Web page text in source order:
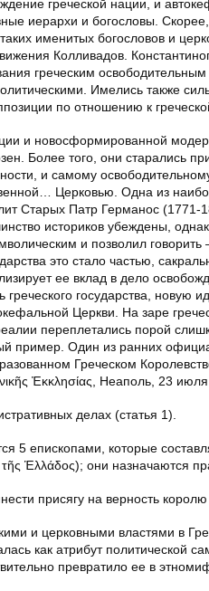
греческой нации, и
иерархи и богословы.
именитых богословов и
Колливадов.
греческим
Имелись также
по отношению к
и новосформированной
Более того, они старались
и самому
Церковью. Одна из
Старых Патр Германос
историков убеждены,
и позволил говорить
это стало частью,
ее вклад в дело
греческого государства, новую
Церкви. На заре
переплетались порой
пример. Один из ранних
Греческом
Ἐκκλησίας, Неаполь, 23
делах (статья 1).
5 епископами, которые
Ἑλλάδος); они назначаются
присягу на верность королю
и церковными властями в
как атрибут политической
превратило ее в